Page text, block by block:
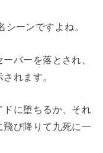
ーンですよね。
バーを落とされ、
れます。
に堕ちるか、それ
飛び降りて九死に一